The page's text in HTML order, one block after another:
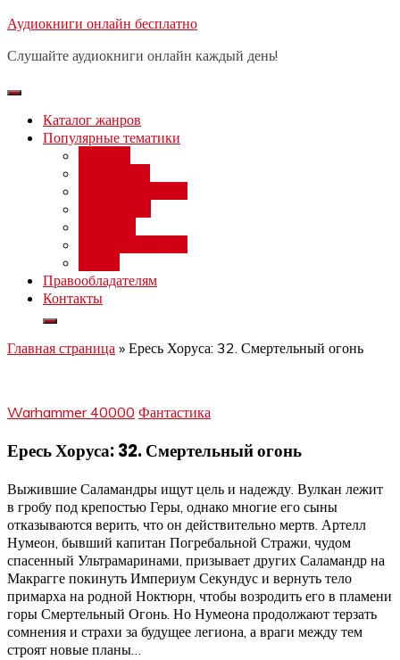
Перейти
содержимому
Аудиокниги онлайн бесплатно
Слушайте аудиокниги онлайн каждый день!
Каталог жанров
Популярные тематики
Правообладателям
Контакты
Главная страница » Ересь Хоруса: 32. Смертельный огонь
Warhammer 40000 Фантастика
Ересь Хоруса: 32. Смертельный огонь
Выжившие Саламандры ищут цель и надежду. Вулкан лежит
в гробу под крепостью Геры, однако многие его сыны
отказываются верить, что он действительно мертв. Артелл
Нумеон, бывший капитан Погребальной Стражи, чудом
спасенный Ультрамаринами, призывает других Саламандр на
Макрагге покинуть Империум Секундус и вернуть тело
примарха на родной Ноктюрн, чтобы возродить его в пламени
горы Смертельный Огонь. Но Нумеона продолжают терзать
сомнения и страхи за будущее легиона, а враги между тем
строят новые планы…
Бесплатный вебинар: заработок
день